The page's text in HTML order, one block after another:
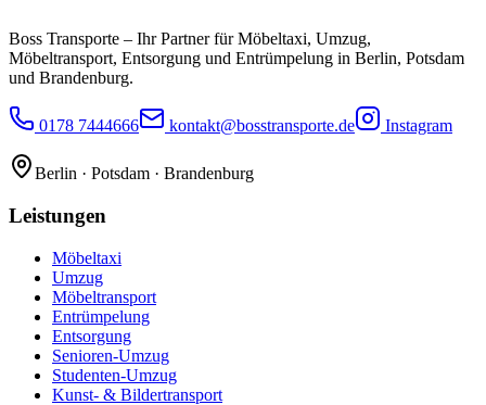
Boss Transporte – Ihr Partner für Möbeltaxi, Umzug,
Möbeltransport, Entsorgung und Entrümpelung in Berlin, Potsdam
und Brandenburg.
0178 7444666 kontakt@bosstransporte.de Instagram
Berlin · Potsdam · Brandenburg
Leistungen
Möbeltaxi
Umzug
Möbeltransport
Entrümpelung
Entsorgung
Senioren-Umzug
Studenten-Umzug
Kunst- & Bildertransport